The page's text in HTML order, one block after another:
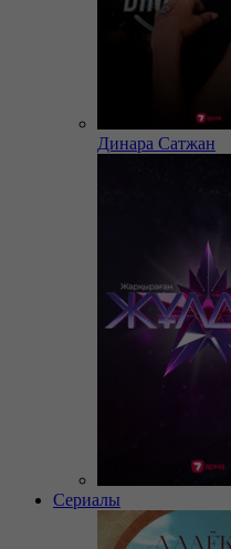
Динара Сатжан
Сериалы